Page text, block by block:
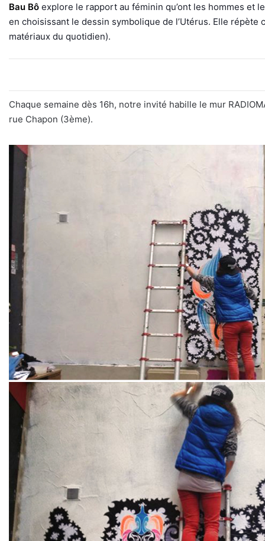
Bau Bô explore le rapport au féminin qu’ont les hommes et
en choisissant le dessin symbolique de l’Utérus. Elle répète
matériaux du quotidien).
Chaque semaine dès 16h, notre invité habille le mur
rue Chapon (3ème).